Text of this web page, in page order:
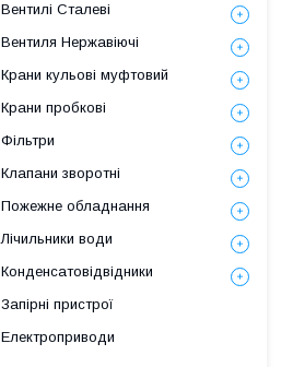
Вентилі Сталеві
Вентиля Нержавіючі
Крани кульові муфтовий
Крани пробкові
Фільтри
Клапани зворотні
Пожежне обладнання
Лічильники води
Конденсатовідвідники
Запірні пристрої
Електроприводи